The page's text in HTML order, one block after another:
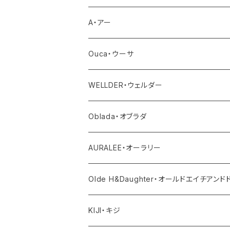
トップス
カットソー
シャツ
ボトム
デニム
その他パンツ
ワンピース・サロペット
その他
帽子
シューズ
アウター
トップス
ボトム
サロペット・オールインワン
その他
A・アー
バッグ
その他
Ouca・ウーサ
アクセサリー
WELLDER・ウェルダー
アウター
トップス
トップス
ボトム
ワンピース・オールインワン
Oblada・オブラダ
アウター
トップス
ボトム
AURALEE・オーラリー
アウター
トップス
Olde H&Daughter・オールドエイチアンド
アウター
KIJI・キジ